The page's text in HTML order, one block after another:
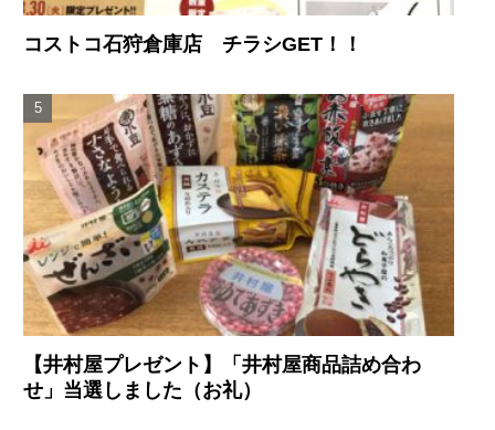
コストコ石狩倉庫店 チラシGET！！
【井村屋プレゼント】「井村屋商品詰め合わ
せ」当選しました（お礼）